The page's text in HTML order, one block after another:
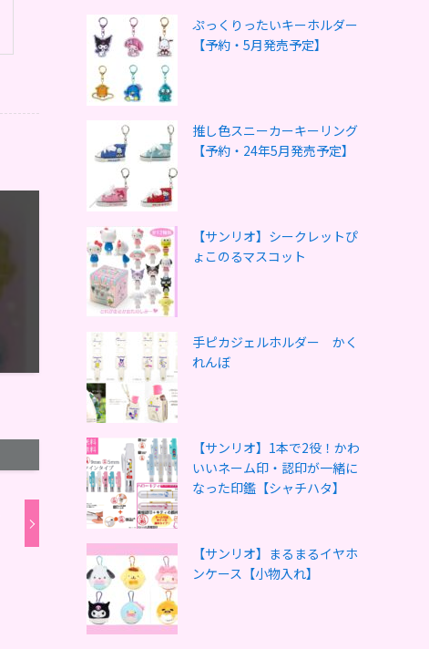
ぷっくりったいキーホルダー
【予約・5月発売予定】
推し色スニーカーキーリング
【予約・24年5月発売予定】
【サンリオ】シークレットぴ
ょこのるマスコット
手ピカジェルホルダー かく
れんぼ
【サンリオ】1本で2役！かわ
いいネーム印・認印が一緒に
なった印鑑【シャチハタ】
【サンリオ】まるまるイヤホ
ンケース【小物入れ】